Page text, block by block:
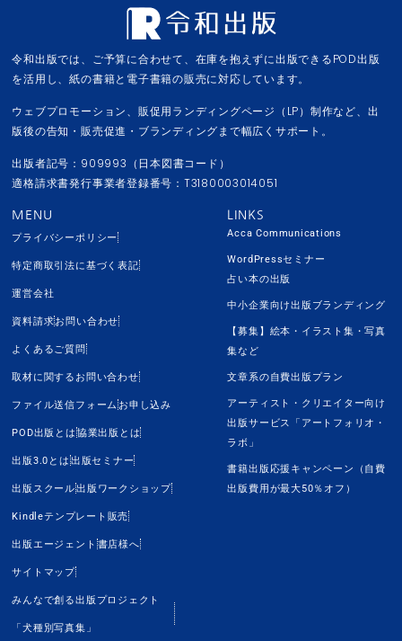
令和出版では、ご予算に合わせて、在庫を抱えずに出版できるPOD出版
を活用し、紙の書籍と電子書籍の販売に対応しています。
ウェブプロモーション、販促用ランディングページ（LP）制作など、出
版後の告知・販売促進・ブランディングまで幅広くサポート。
出版者記号：909993（日本図書コード）
適格請求書発行事業者登録番号：T3180003014051
MENU
プライバシーポリシー
特定商取引法に基づく表記
運営会社
資料請求お問い合わせ
よくあるご質問
取材に関するお問い合わせ
ファイル送信フォームお申し込み
POD出版とは 協業出版とは
出版3.0とは 出版セミナー
出版スクール出版ワークショップ
Kindleテンプレート販売
出版エージェント 書店様へ
サイトマップ
みんなで創る出版プロジェクト
「犬種別写真集」
LINKS
Acca Communications
WordPressセミナー
占い本の出版
中小企業向け出版ブランディング
【募集】絵本・イラスト集・写真
集など
文章系の自費出版プラン
アーティスト・クリエイター向け
出版サービス「アートフォリオ・
ラボ」
書籍出版応援キャンペーン（自費
出版費用が最大50％オフ）